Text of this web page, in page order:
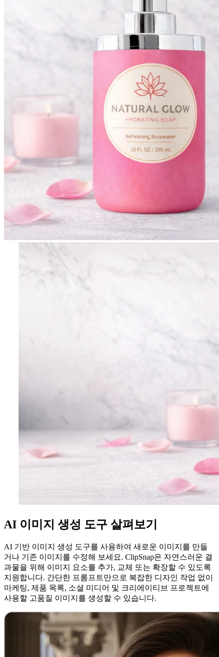
AI 이미지 생성 도구 살펴보기
AI 기반 이미지 생성 도구를 사용하여 새로운 이미지를 만들
거나 기존 이미지를 수정해 보세요. ClipSnap은 자연스러운 결
과물을 위해 이미지 요소를 추가, 교체 또는 확장할 수 있도록
지원합니다. 간단한 프롬프트만으로 복잡한 디자인 작업 없이
마케팅, 제품 목록, 소셜 미디어 및 크리에이티브 프로젝트에
사용할 고품질 이미지를 생성할 수 있습니다.